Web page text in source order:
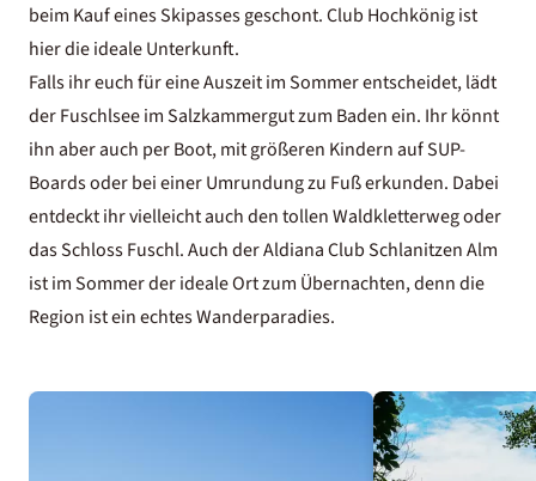
beim Kauf eines Skipasses geschont. Club Hochkönig ist
hier die ideale Unterkunft.
Falls ihr euch für eine Auszeit im Sommer entscheidet, lädt
der Fuschlsee im Salzkammergut zum Baden ein. Ihr könnt
ihn aber auch per Boot, mit größeren Kindern auf SUP-
Boards oder bei einer Umrundung zu Fuß erkunden. Dabei
entdeckt ihr vielleicht auch den tollen Waldkletterweg oder
das Schloss Fuschl. Auch der Aldiana Club Schlanitzen Alm
ist im Sommer der ideale Ort zum Übernachten, denn die
Region ist ein echtes Wanderparadies.